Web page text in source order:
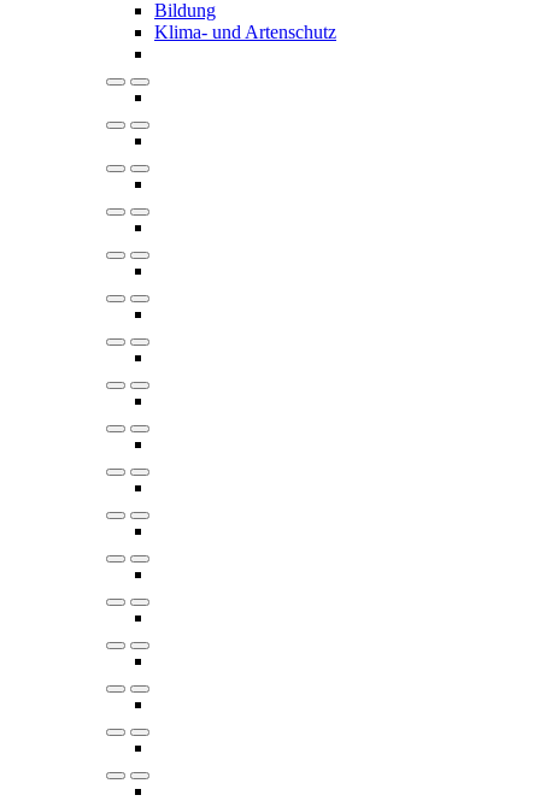
Bildung
Klima- und Artenschutz